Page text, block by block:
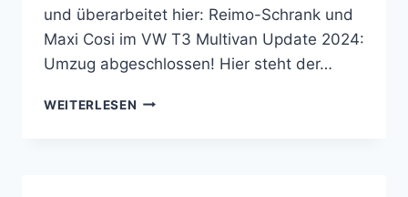
und überarbeitet hier: Reimo-Schrank und
Maxi Cosi im VW T3 Multivan Update 2024:
Umzug abgeschlossen! Hier steht der…
WEITERLESEN PROJEKT